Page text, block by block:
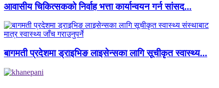
आवासीय चिकित्सकको निर्वाह भत्ता कार्यान्वयन गर्न सांसद...
बागमती प्रदेशमा ड्राइभिङ लाइसेन्सका लागि सूचीकृत स्वास्थ्य...